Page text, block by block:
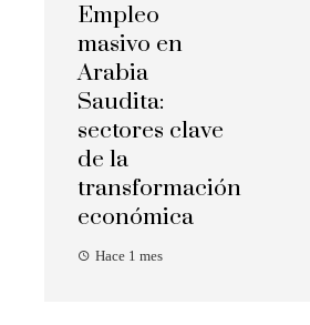
Empleo
masivo en
Arabia
Saudita:
sectores clave
de la
transformación
económica
Hace 1 mes